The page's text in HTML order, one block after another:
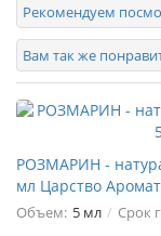
Рекомендуем
Вам так же
РОЗМАРИН -
мл Царство
Объем: 5 мл Срок